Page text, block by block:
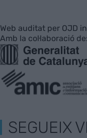
Web auditat per OJD
Amb la col·laboració de:
SEGUEIX